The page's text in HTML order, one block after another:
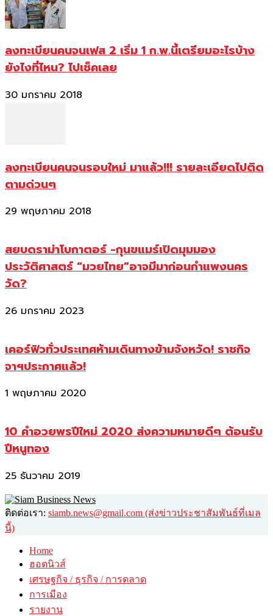
ลงทะเบียนคนจนเฟส 2 เริ่ม 1 ก.พ.นี้เตรียมอะไรบ้าง
ยังไงที่ไหน? ไปเช็คเลย
30 มกราคม 2018
ลงทะเบียนคนจนรอบใหม่ มาแล้ว!!! รายละเอียดไปติด
ตามด่วนๆ
29 พฤษภาคม 2018
สยบดราม่าโบกาตอร์ -กุนขแมร์เปิดมุมมอง
ประวัติศาสตร์ “มวยไทย”อาจมีมาก่อนกำแพงนคร
วัด?
26 มกราคม 2023
เคอร์ฟิวทั่วประเทศห้ามเดินทางข้ามจังหวัด! ราชกิจ
จาฯประกาศแล้ว!
1 พฤษภาคม 2020
10 คำอวยพรปีใหม่ 2020 ส่งความหมายดีๆ ต้อนรับ
ปีหนูทอง
25 ธันวาคม 2019
ติดต่อเรา: siamb.news@gmail.com (ส่งข่าวประชาสัมพันธ์ที่เมล
นี้)
Home
ฮอตนิวส์
เศรษฐกิจ / ธุรกิจ / การตลาด
การเมือง
รายงาน